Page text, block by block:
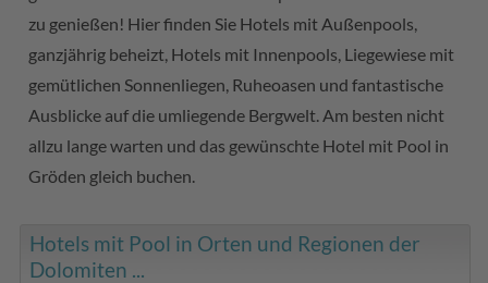
zu genießen! Hier finden Sie Hotels mit Außenpools,
ganzjährig beheizt, Hotels mit Innenpools, Liegewiese mit
gemütlichen Sonnenliegen, Ruheoasen und fantastische
Ausblicke auf die umliegende Bergwelt. Am besten nicht
allzu lange warten und das gewünschte Hotel mit Pool in
Gröden gleich buchen.
Hotels mit Pool in Orten und Regionen der
Dolomiten ...